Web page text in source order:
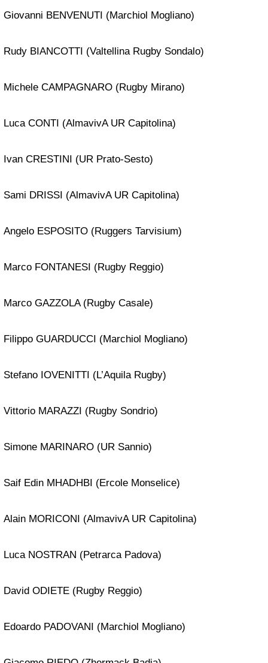
Giovanni BENVENUTI (Marchiol Mogliano)
Rudy BIANCOTTI (Valtellina Rugby Sondalo)
Michele CAMPAGNARO (Rugby Mirano)
Luca CONTI (AlmavivA UR Capitolina)
Ivan CRESTINI (UR Prato-Sesto)
Sami DRISSI (AlmavivA UR Capitolina)
Angelo ESPOSITO (Ruggers Tarvisium)
Marco FONTANESI (Rugby Reggio)
Marco GAZZOLA (Rugby Casale)
Filippo GUARDUCCI (Marchiol Mogliano)
Stefano IOVENITTI (L’Aquila Rugby)
Vittorio MARAZZI (Rugby Sondrio)
Simone MARINARO (UR Sannio)
Saif Edin MHADHBI (Ercole Monselice)
Alain MORICONI (AlmavivA UR Capitolina)
Luca NOSTRAN (Petrarca Padova)
David ODIETE (Rugby Reggio)
Edoardo PADOVANI (Marchiol Mogliano)